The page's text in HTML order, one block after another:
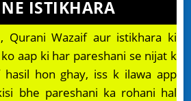
ISTIKHARA
, Qurani Wazaif aur istikhara ki
aap ki har pareshani se nijat k
hasil hon ghay, iss k ilawa app
bhe pareshani ka rohani hal